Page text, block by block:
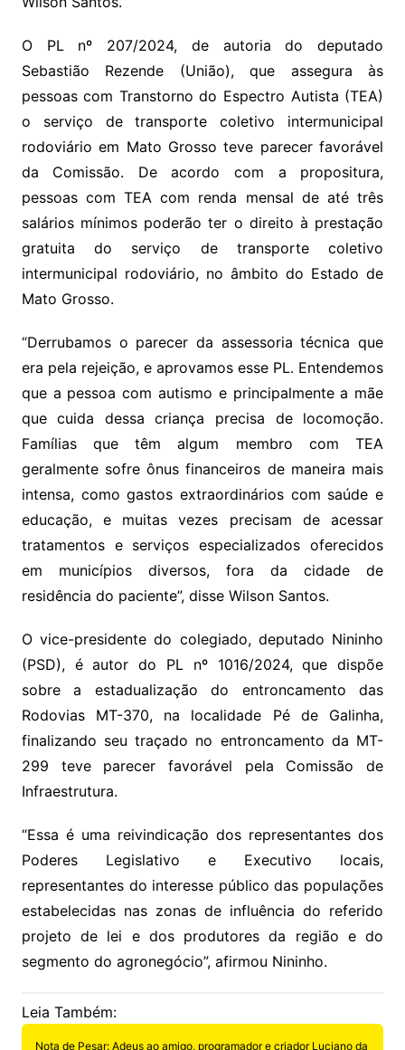
O PL nº 207/2024, de autoria do deputado
Sebastião Rezende (União), que assegura às
pessoas com Transtorno do Espectro Autista (TEA)
o serviço de transporte coletivo intermunicipal
rodoviário em Mato Grosso teve parecer favorável
da Comissão. De acordo com a propositura,
pessoas com TEA com renda mensal de até três
salários mínimos poderão ter o direito à prestação
gratuita do serviço de transporte coletivo
intermunicipal rodoviário, no âmbito do Estado de
Mato Grosso.
“Derrubamos o parecer da assessoria técnica que
era pela rejeição, e aprovamos esse PL. Entendemos
que a pessoa com autismo e principalmente a mãe
que cuida dessa criança precisa de locomoção.
Famílias que têm algum membro com TEA
geralmente sofre ônus financeiros de maneira mais
intensa, como gastos extraordinários com saúde e
educação, e muitas vezes precisam de acessar
tratamentos e serviços especializados oferecidos
em municípios diversos, fora da cidade de
residência do paciente”, disse Wilson Santos.
O vice-presidente do colegiado, deputado Nininho
(PSD), é autor do PL nº 1016/2024, que dispõe
sobre a estadualização do entroncamento das
Rodovias MT-370, na localidade Pé de Galinha,
finalizando seu traçado no entroncamento da MT-
299 teve parecer favorável pela Comissão de
Infraestrutura.
“Essa é uma reivindicação dos representantes dos
Poderes Legislativo e Executivo locais,
representantes do interesse público das populações
estabelecidas nas zonas de influência do referido
projeto de lei e dos produtores da região e do
segmento do agronegócio”, afirmou Nininho.
Leia Também:
Nota de Pesar: Adeus ao amigo, programador e criador Luciano da